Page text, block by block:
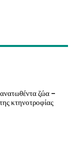
ζώα –
κτηνοτροφίας